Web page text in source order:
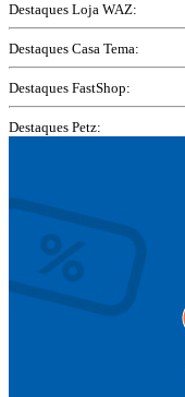
Destaques Loja WAZ:
Destaques Casa Tema:
Destaques FastShop:
Destaques Petz: